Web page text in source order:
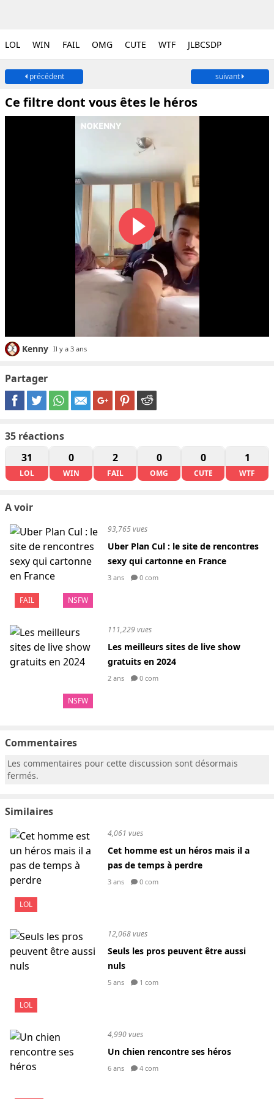
LOL WIN FAIL OMG CUTE WTF JLBCSDP
précédent suivant
Ce filtre dont vous êtes le héros
Kenny Il y a 3 ans
Partager
35 réactions
31
LOL
0
WIN
2
FAIL
0
OMG
0
CUTE
1
WTF
A voir
FAIL NSFW
93,765 vues
Uber Plan Cul : le site de rencontres
sexy qui cartonne en France
3 ans 0 com
NSFW
111,229 vues
Les meilleurs sites de live show
gratuits en 2024
2 ans 0 com
Commentaires
Les commentaires pour cette discussion sont désormais
fermés.
Similaires
LOL
4,061 vues
Cet homme est un héros mais il a
pas de temps à perdre
3 ans 0 com
LOL
12,068 vues
Seuls les pros peuvent être aussi
nuls
5 ans 1 com
4,990 vues
Un chien rencontre ses héros
6 ans 4 com